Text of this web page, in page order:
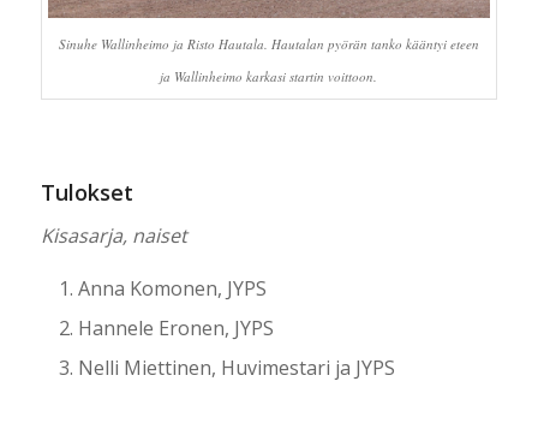
Sinuhe Wallinheimo ja Risto Hautala. Hautalan pyörän tanko kääntyi eteen
ja Wallinheimo karkasi startin voittoon.
Tulokset
Kisasarja, naiset
Anna Komonen, JYPS
Hannele Eronen, JYPS
Nelli Miettinen, Huvimestari ja JYPS